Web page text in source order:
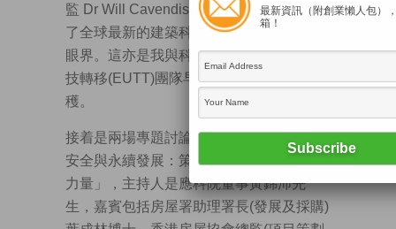
監 Dr Will Cavendish發表主題演講，展示
了全球最新的建築科技應用，令大家大開
眼界。這亦是我與科研生態系統及大學科
技轉移(EUTT)團隊早前倫敦之旅的最大收
穫。
接着是兩場專題討論，首場主題為「建築
安全與永續發展：策動建築及房地產科技
力量」，主持人是應科院董事黃錦沛先
生，嘉賓包括房屋署助理署長(發展及採購)
最新資訊（附創業懶人包）
箱！